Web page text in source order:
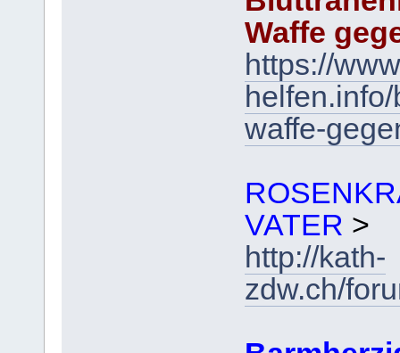
Waffe
https://
waffe-
VATER >
http://kath-
zdw.ch/